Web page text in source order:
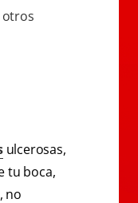
otros
ulcerosas,
tu boca,
no